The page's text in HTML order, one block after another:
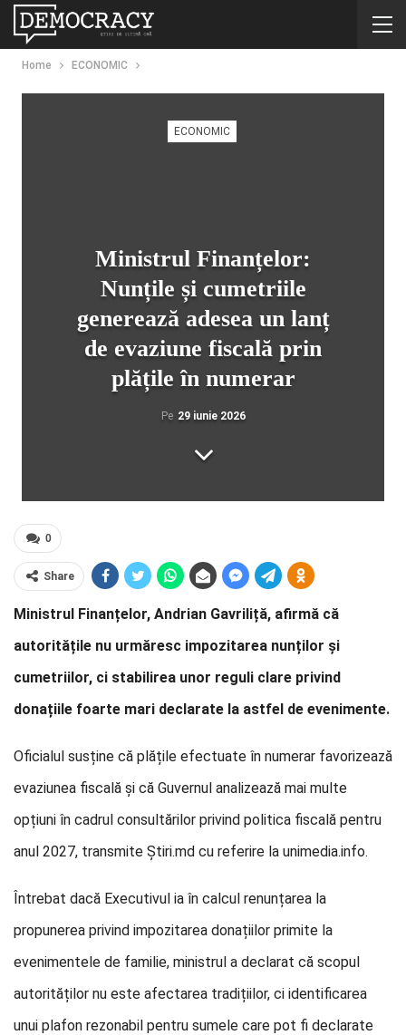
Home ECONOMIC
ECONOMIC
Ministrul Finanțelor:
Nunțile și cumetriile
generează adesea un lanț
de evaziune fiscală prin
plățile în numerar
Pe 29 iunie 2026
0
Share
Ministrul Finanțelor, Andrian Gavriliță, afirmă că
autoritățile nu urmăresc impozitarea nunților și
cumetriilor, ci stabilirea unor reguli clare privind
donațiile foarte mari declarate la astfel de evenimente.
Oficialul susține că plățile efectuate în numerar favorizează
evaziunea fiscală și că Guvernul analizează mai multe
opțiuni în cadrul consultărilor privind politica fiscală pentru
anul 2027, transmite Știri.md cu referire la unimedia.info.
Întrebat dacă Executivul ia în calcul renunțarea la
propunerea privind impozitarea donațiilor primite la
evenimentele de familie, ministrul a declarat că scopul
autorităților nu este afectarea tradițiilor, ci identificarea
unui plafon rezonabil pentru sumele care pot fi declarate